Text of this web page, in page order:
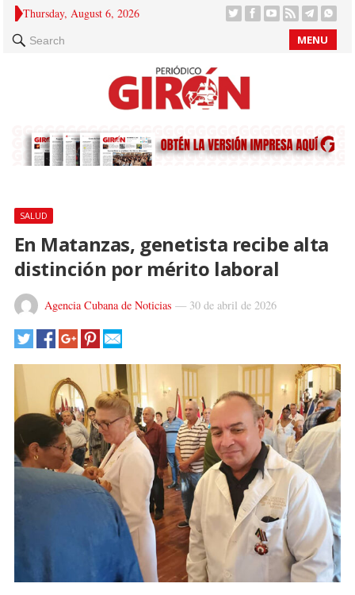
Thursday, August 6, 2026
Search MENU
SALUD
En Matanzas, genetista recibe alta
distinción por mérito laboral
Agencia Cubana de Noticias — 30 de abril de 2026